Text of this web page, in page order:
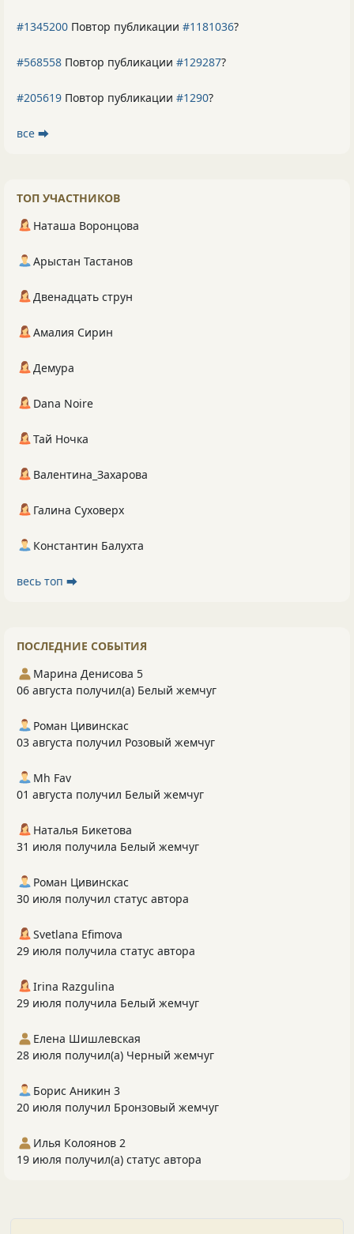
#1345200 Повтор публикации #1181036?
#568558 Повтор публикации #129287?
#205619 Повтор публикации #1290?
все ⮕
ТОП УЧАСТНИКОВ
Наташа Воронцова
Арыстан Тастанов
Двенадцать струн
Амалия Сирин
Демура
Dana Noire
Тай Ночка
Валентина_Захарова
Галина Суховерх
Константин Балухта
весь топ ⮕
ПОСЛЕДНИЕ СОБЫТИЯ
Марина Денисова 5
06 августа получил(а) Белый жемчуг
Роман Цивинскас
03 августа получил Розовый жемчуг
Mh Fav
01 августа получил Белый жемчуг
Наталья Бикетова
31 июля получила Белый жемчуг
Роман Цивинскас
30 июля получил статус автора
Svetlana Efimova
29 июля получила статус автора
Irina Razgulina
29 июля получила Белый жемчуг
Елена Шишлевская
28 июля получил(а) Черный жемчуг
Борис Аникин 3
20 июля получил Бронзовый жемчуг
Илья Колоянов 2
19 июля получил(а) статус автора